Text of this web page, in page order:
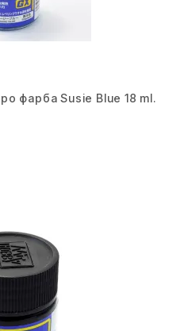
фарба Susie Blue 18 ml.